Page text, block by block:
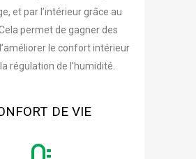
et par l’intérieur grâce au
permet de gagner des
le confort intérieur
régulation de l’humidité.
DE VIE